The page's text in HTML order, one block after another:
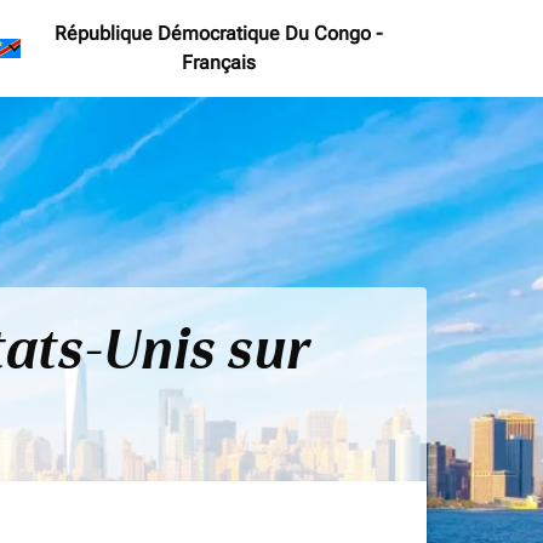
République Démocratique Du Congo -
Français
keyboard_arrow_down
Unis sur